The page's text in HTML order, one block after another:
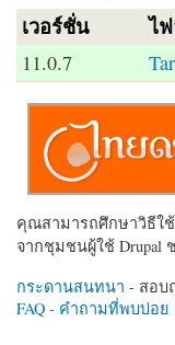
เวอร์ชั่น ไ
11.0.7 Tar
คุณสามารถศึกษาวิธีใ
จากชุมชนผู้ใช้ Drupal
กระดานสนทนา - สอบ
FAQ - คำถามที่พบบ่อย